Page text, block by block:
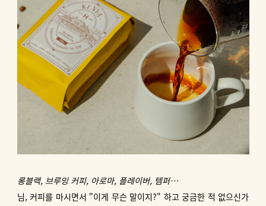
롱블랙, 브루잉 커피, 아로마, 플레이버, 템퍼…
님, 커피를 마시면서 "이게 무슨 말이지?" 하고 궁금한 적 없으신가